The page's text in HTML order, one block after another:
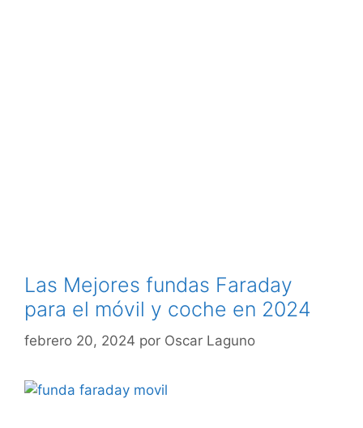
Las Mejores fundas Faraday
para el móvil y coche en 2024
febrero 20, 2024 por Oscar Laguno